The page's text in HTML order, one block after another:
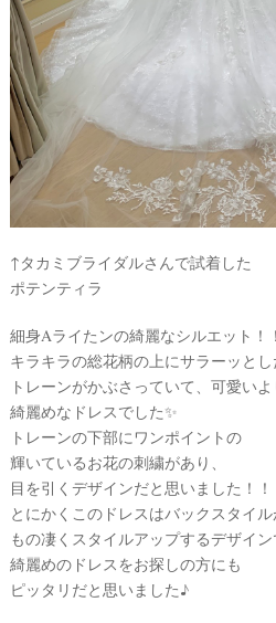
↑タカミブライダルさんで試着した
ポテンティラ
細身Aライたンの綺麗なシルエット！！
キラキラの総花柄の上にサラーッとし
トレーンがかぶさっていて、可愛いよ
綺麗めなドレスでした✨
トレーンの下部にワンポイントの
輝いているお花の刺繍があり、
目を引くデザインだと思いました！！
とにかくこのドレスはバックスタイ
もの凄くスタイルアップするデザイ
綺麗めのドレスをお探しの方にも
ピッタリだと思いました♪